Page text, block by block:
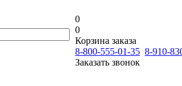
0
0
Корзина заказа
8-800-555-01-35 8-910-
Заказать звонок